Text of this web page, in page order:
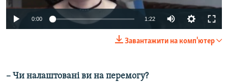
0:00 1:22
Завантажити на комп'ютер
– Чи налаштовані ви на перемогу?